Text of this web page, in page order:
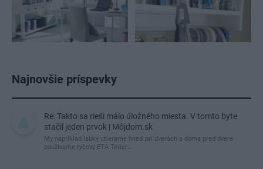
Najnovšie príspevky
Re: Takto sa rieši málo úložného miesta. V tomto byte
stačil jeden prvok | Môjdom.sk
My napríklad labky utierame hneď pri dverách a doma pred dvere
používame tyčový ETA Terier…